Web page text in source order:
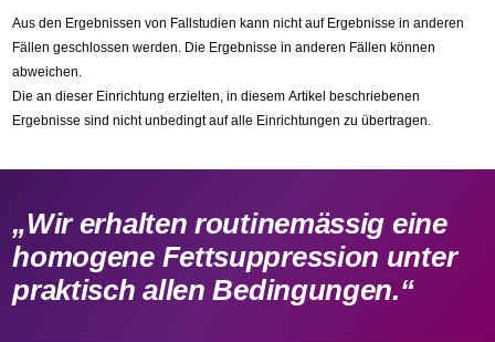
Aus den Ergebnissen von Fallstudien kann nicht auf Ergebnisse in anderen
Fällen geschlossen werden. Die Ergebnisse in anderen Fällen können
abweichen.
Die an dieser Einrichtung erzielten, in diesem Artikel beschriebenen
Ergebnisse sind nicht unbedingt auf alle Einrichtungen zu übertragen.
„Wir erhalten routinemässig eine
homogene Fettsuppression unter
praktisch allen Bedingungen.“